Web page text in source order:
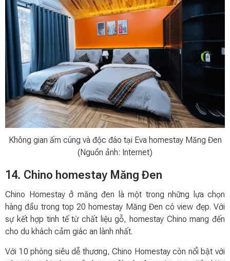
Không gian ấm cúng và độc đáo tại Eva homestay Măng Đen
(Nguồn ảnh: Internet)
14. Chino homestay Măng Đen
Chino Homestay ở măng đen là một trong những lựa chọn
hàng đầu trong top 20 homestay Măng Đen có view đẹp. Với
sự kết hợp tinh tế từ chất liệu gỗ, homestay Chino mang đến
cho du khách cảm giác an lành nhất.
Với 10 phòng siêu dễ thương, Chino Homestay còn nổi bật với